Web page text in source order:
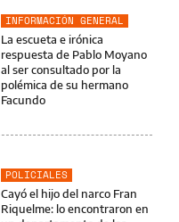
INFORMACIÓN GENERAL
La escueta e irónica
respuesta de Pablo Moyano
al ser consultado por la
polémica de su hermano
Facundo
POLICIALES
Cayó el hijo del narco Fran
Riquelme: lo encontraron en